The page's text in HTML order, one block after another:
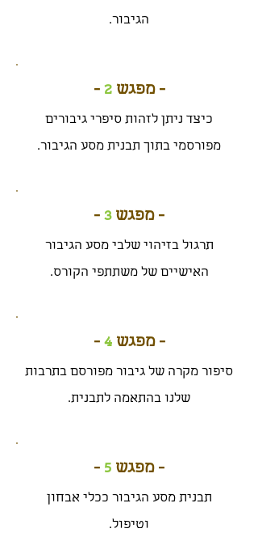
הגיבור.
- מפגש2
-
כיצד ניתן לזהות סיפרי גיבורים
מפורסמי בתוך תבנית מסע הגיבור.
- מפגש3
-
תרגול בזיהוי שלבי מסע הגיבור
האישיים של משתתפי הקורס.
- מפגש4
-
סיפור מקרה של גיבור מפורסם בתרבות
שלנו בהתאמה לתבנית.
- מפגש 5
-
תבנית מסע הגיבור ככלי אבחון
וטיפול.